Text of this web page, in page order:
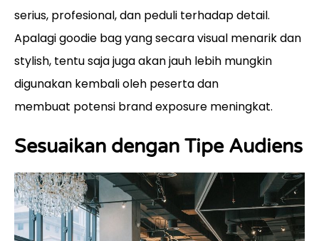
serius, profesional, dan peduli terhadap detail.
Apalagi goodie bag yang secara visual menarik dan
stylish, tentu saja juga akan jauh lebih mungkin
digunakan kembali oleh peserta dan
membuat potensi brand exposure meningkat.
Sesuaikan dengan Tipe Audiens